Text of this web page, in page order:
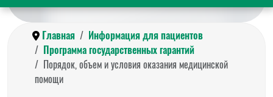
Главная
Информация для пациентов
Программа государственных гарантий
Порядок, объем и условия оказания медицинской
помощи